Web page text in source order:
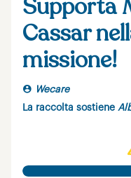
Supporta
Cassar
missione!
Wecare
La raccolta sostiene